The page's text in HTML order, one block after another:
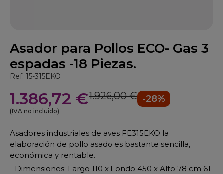
Asador para Pollos ECO- Gas 3
espadas -18 Piezas.
Ref: 15-315EKO
1.386,72 €1.926,00 € -28%
(IVA no incluido)
Asadores industriales de aves FE315EKO la
elaboración de pollo asado es bastante sencilla,
económica y rentable.
- Dimensiones: Largo 110 x Fondo 450 x Alto 78 cm 61